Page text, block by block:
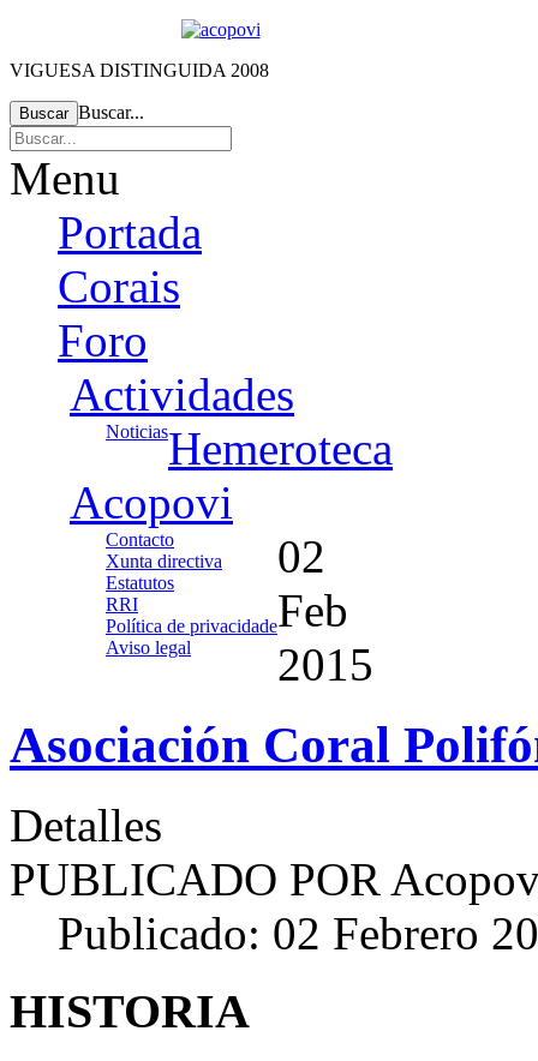
VIGUESA DISTINGUIDA 2008
Buscar Buscar...
Menu
Portada
Corais
Foro
Actividades
NoticiasHemeroteca
Acopovi
Contacto
Xunta directiva
Estatutos
RRI
Política de privacidade
Aviso legal
02
Feb
2015
Asociación Coral
Detalles
PUBLICADO POR
Publicado: 02 Febrero
HISTORIA